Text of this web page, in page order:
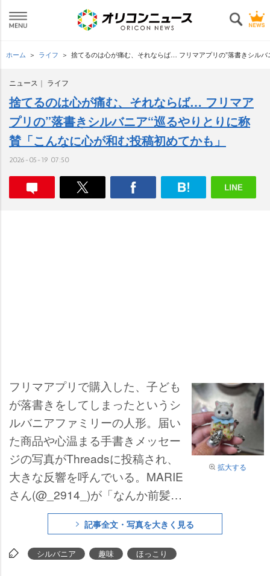
ホーム ライフ 捨てるのは心が痛む、それならば… フリマアプリの”落書きシル
ニュース ライフ
捨てるのは心が痛む、それならば… フリマア
プリの”落書きシルバニア“巡るやりとりに称
賛「こんなに心が和む投稿初めてかも」
2026-05-19 07:50
拡大する
フリマアプリで購入した、子ども
が落書きをしてしまったというシ
ルバニアファミリーの人形。届い
た商品や心温まる手書きメッセー
ジの写真がThreadsに投稿され、
大きな反響を呼んでいる。MARIE
さん(@_2914_)が「なんか前髪み
たいで可愛くて、商品ページから
目が離せなくなって」という言葉
とともに投稿した一連の写真に
記事全文・写真を大きく見る
シルバニア 趣味 ほっこり